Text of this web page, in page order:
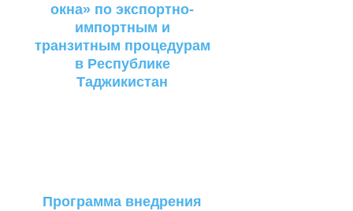
окна» по экспортно-
импортным и
транзитным процедурам
в Республике
Таджикистан
Программа внедрения